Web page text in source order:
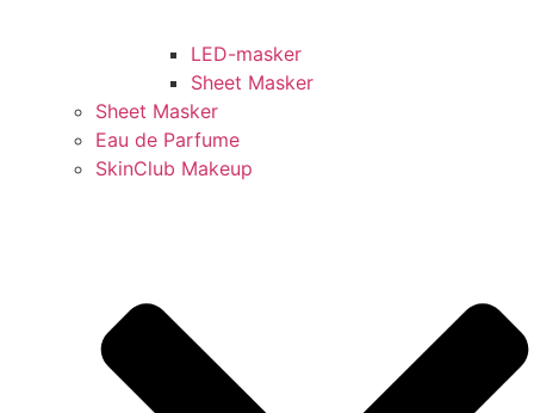
LED-masker
Sheet Masker
Sheet Masker
Eau de Parfume
SkinClub Makeup